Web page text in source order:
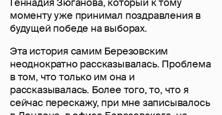
моменту уже принимал поздравления в
будущей победе на выборах.
Эта история самим Березовским
неоднократно рассказывалась. Проблема
в том, что только им она и
рассказывалась. Более того, то, что я
сейчас перескажу, при мне записывалось